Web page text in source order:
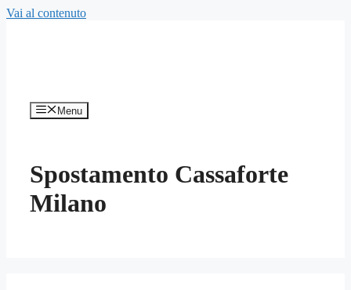
Vai al contenuto
Menu
Spostamento Cassaforte
Milano